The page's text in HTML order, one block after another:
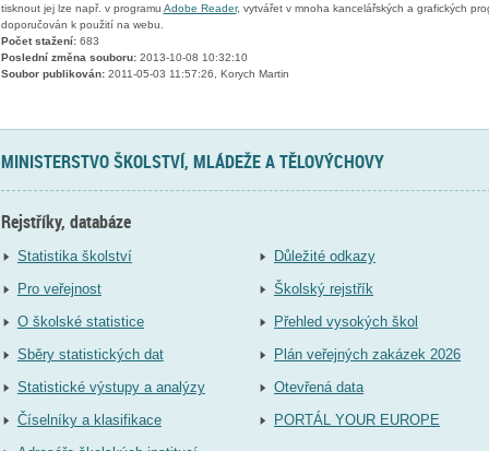
tisknout jej lze např. v programu Adobe Reader, vytvářet v mnoha kancelářských a grafických
doporučován k použití na webu.
Počet stažení:683
Poslední změna souboru:2013-10-08 10:32:10
Soubor publikován:2011-05-03 11:57:26, Korych Martin
MINISTERSTVO ŠKOLSTVÍ, MLÁDEŽE A TĚLOVÝCHOVY
Rejstříky, databáze
Statistika školství
Pro veřejnost
O školské statistice
Sběry statistických dat
Statistické výstupy a analýzy
Číselníky a klasifikace
Důležité odkazy
Školský rejstřík
Přehled vysokých škol
Plán veřejných zakázek 2026
Otevřená data
PORTÁL YOUR EUROPE